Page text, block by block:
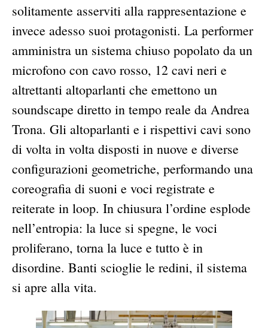
solitamente asserviti alla rappresentazione e
invece adesso suoi protagonisti. La performer
amministra un sistema chiuso popolato da un
microfono con cavo rosso, 12 cavi neri e
altrettanti altoparlanti che emettono un
soundscape diretto in tempo reale da Andrea
Trona. Gli altoparlanti e i rispettivi cavi sono
di volta in volta disposti in nuove e diverse
configurazioni geometriche, performando una
coreografia di suoni e voci registrate e
reiterate in loop. In chiusura l’ordine esplode
nell’entropia: la luce si spegne, le voci
proliferano, torna la luce e tutto è in
disordine. Banti scioglie le redini, il sistema
si apre alla vita.